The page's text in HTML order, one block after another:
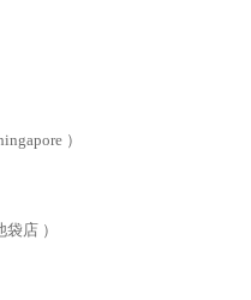
）
店 ）